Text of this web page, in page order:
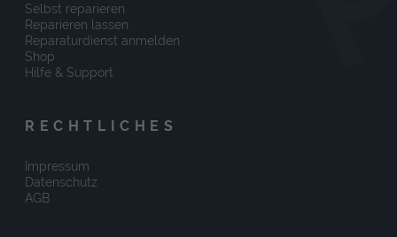
Selbst reparieren
Reparieren lassen
Reparaturdienst anmelden
Shop
Hilfe & Support
RECHTLICHES
Impressum
Datenschutz
AGB